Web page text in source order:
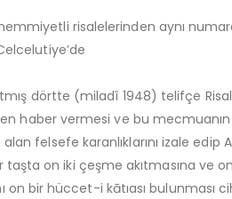
risalelerinden aynı
dörtte (miladî 1948) telifçe
haber vermesi ve bu
alan felsefe karanlıklarını izale
on iki çeşme akıtmasına ve
bir hüccet-i kātıası bulunması